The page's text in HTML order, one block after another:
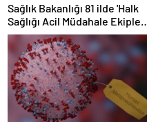
Sağlık Bakanlığı 81 ilde 'Halk
Sağlığı Acil Müdahale Ekipleri'
kuruyor | Sağlık Haberleri